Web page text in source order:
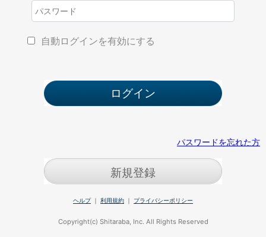
自動ログインを有効にする
パスワードを忘れた方
新規登録
ヘルプ｜ 利用規約 ｜ プライバシーポリシー
Copyright(c) Shitaraba, Inc. All Rights Reserved